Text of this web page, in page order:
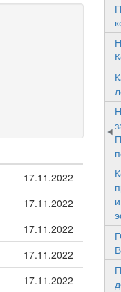
17.11.2022
17.11.2022
17.11.2022
17.11.2022
17.11.2022